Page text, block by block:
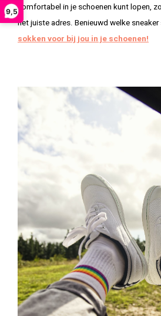
9,5comfortabel in je schoenen kunt lopen,
het juiste adres. Benieuwd welke
sokken voor bij jou in je schoenen!